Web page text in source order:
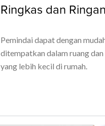
Ringkas dan Ringan
Pemindai dapat dengan
ditempatkan dalam ruang
yang lebih kecil di rumah.